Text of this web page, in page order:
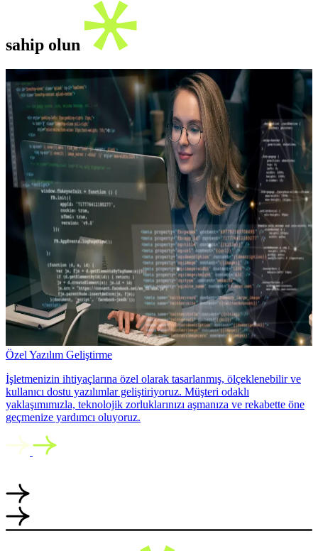
sahip olun
Özel Yazılım Geliştirme
İşletmenizin ihtiyaçlarına özel olarak tasarlanmış, ölçeklenebilir ve
kullanıcı dostu yazılımlar geliştiriyoruz. Müşteri odaklı
yaklaşımımızla, teknolojik zorluklarınızı aşmanıza ve rekabette öne
geçmenize yardımcı oluyoruz.